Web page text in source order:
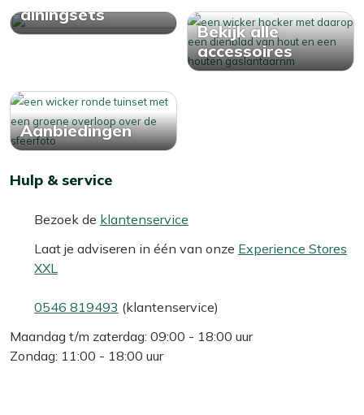
je tuinset genieten.
diningsets
Bekijk alle
accessoires
Aanbiedingen
Hulp & service
Bezoek de klantenservice
Laat je adviseren in één van onze Experience Stores
XXL
0546 819493 (klantenservice)
Maandag t/m zaterdag: 09:00 - 18:00 uur
Zondag: 11:00 - 18:00 uur